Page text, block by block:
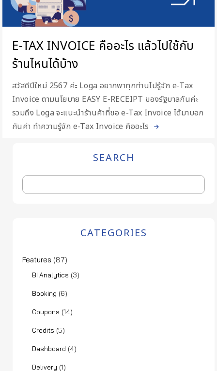
E-TAX INVOICE คืออะไร แล้วไปใช้กับ
ร้านไหนได้บ้าง
สวัสดีปีใหม่ 2567 ค่ะ Loga อยากพาทุกท่านไปรู้จัก e-Tax
Invoice ตามนโยบาย EASY E-RECEIPT ของรัฐบาลกันค่ะ
รวมถึง Loga จะแนะนำร้านค้าที่ขอ e-Tax Invoice ได้มาบอก
กันค่า ทำความรู้จัก e-Tax Invoice คืออะไร
SEARCH
CATEGORIES
Features (87)
BI Analytics (3)
Booking (6)
Coupons (14)
Credits (5)
Dashboard (4)
Delivery (1)